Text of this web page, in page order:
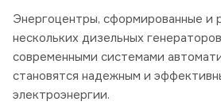
Энергоцентры, сформированные и
нескольких дизельных
современными системами
становятся надежным и
электроэнергии.